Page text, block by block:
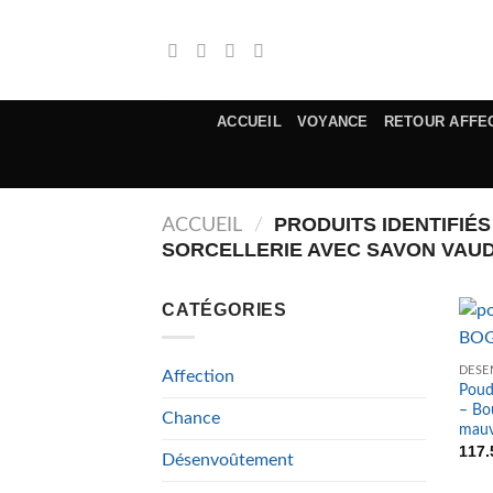
ACCUEIL VOYANCE RETOUR
ACCUEIL /
PRODUITS
SORCELLERIE AVEC SAVON
CATÉGORIES
Affection
Chance
Désenvoûtement
–